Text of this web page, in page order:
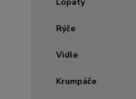
Rýče
Vidle
Krumpáče